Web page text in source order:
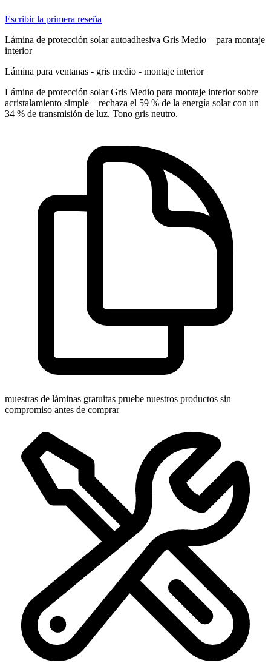
Escribir la primera reseña
Lámina de protección solar autoadhesiva Gris Medio – para montaje
interior
Lámina para ventanas - gris medio - montaje interior
Lámina de protección solar Gris Medio para montaje interior sobre
acristalamiento simple – rechaza el 59 % de la energía solar con un
34 % de transmisión de luz. Tono gris neutro.
muestras de láminas gratuitas pruebe nuestros productos sin
compromiso antes de comprar